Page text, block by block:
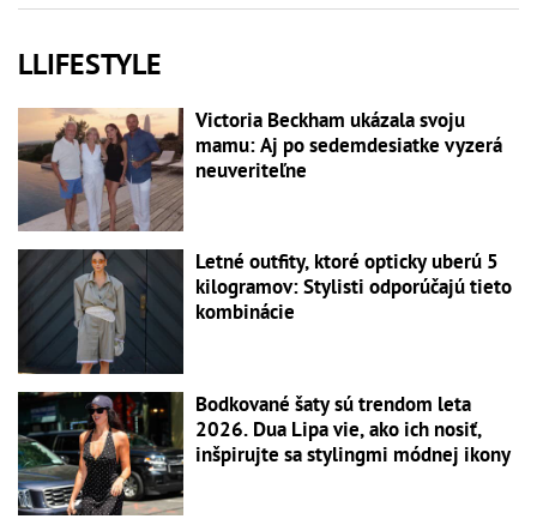
LLIFESTYLE
Victoria Beckham ukázala svoju
mamu: Aj po sedemdesiatke vyzerá
neuveriteľne
Letné outfity, ktoré opticky uberú 5
kilogramov: Stylisti odporúčajú tieto
kombinácie
Bodkované šaty sú trendom leta
2026. Dua Lipa vie, ako ich nosiť,
inšpirujte sa stylingmi módnej ikony